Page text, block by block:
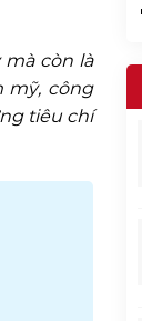
còn là
mỹ, công
tiêu chí